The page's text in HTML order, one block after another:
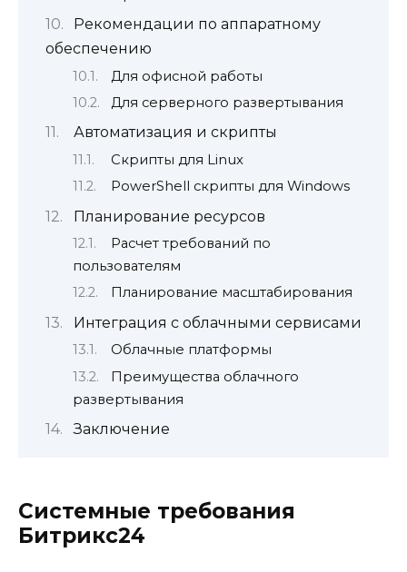
Рекомендации по аппаратному
обеспечению
Для офисной работы
Для серверного развертывания
Автоматизация и скрипты
Скрипты для Linux
PowerShell скрипты для Windows
Планирование ресурсов
Расчет требований по
пользователям
Планирование масштабирования
Интеграция с облачными сервисами
Облачные платформы
Преимущества облачного
развертывания
Заключение
Системные требования
Битрикс24